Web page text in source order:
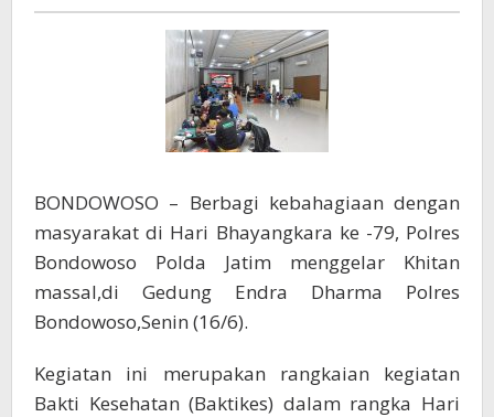
Beri
Layanan
Khitan
Gratis
BONDOWOSO – Berbagi kebahagiaan dengan
masyarakat di Hari Bhayangkara ke -79, Polres
Bondowoso Polda Jatim menggelar Khitan
massal,di Gedung Endra Dharma Polres
Bondowoso,Senin (16/6).
Kegiatan ini merupakan rangkaian kegiatan
Bakti Kesehatan (Baktikes) dalam rangka Hari